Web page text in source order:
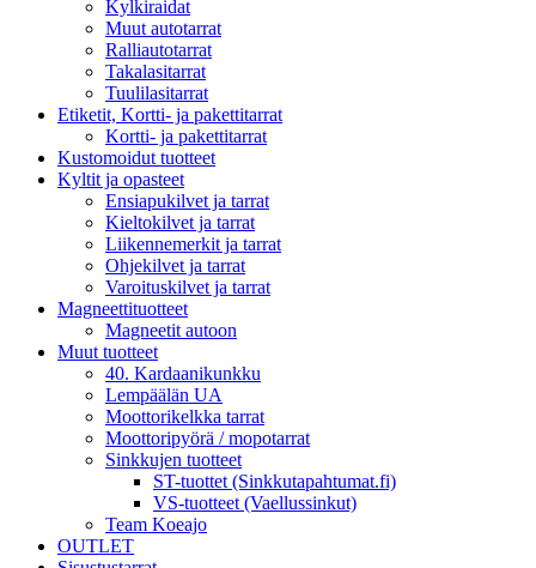
Kylkiraidat
Muut autotarrat
Ralliautotarrat
Takalasitarrat
Tuulilasitarrat
Etiketit, Kortti- ja pakettitarrat
Kortti- ja pakettitarrat
Kustomoidut tuotteet
Kyltit ja opasteet
Ensiapukilvet ja tarrat
Kieltokilvet ja tarrat
Liikennemerkit ja tarrat
Ohjekilvet ja tarrat
Varoituskilvet ja tarrat
Magneettituotteet
Magneetit autoon
Muut tuotteet
40. Kardaanikunkku
Lempäälän UA
Moottorikelkka tarrat
Moottoripyörä / mopotarrat
Sinkkujen tuotteet
ST-tuottet (Sinkkutapahtumat.fi)
VS-tuotteet (Vaellussinkut)
Team Koeajo
OUTLET